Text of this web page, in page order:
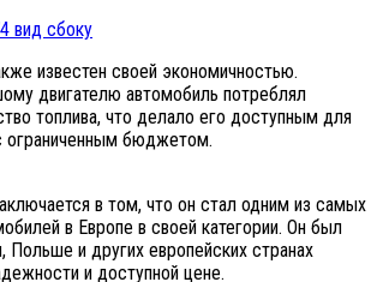
известен своей экономичностью.
двигателю автомобиль потреблял
топлива, что делало его доступным для
ограниченным бюджетом.
в том, что он стал одним из самых
в Европе в своей категории. Он был
Польше и других европейских странах
и доступной цене.